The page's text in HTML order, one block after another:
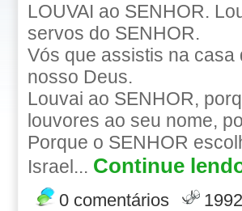
LOUVAI ao SENHOR.
servos do SENHOR.
Vós que assistis na
nosso Deus.
Louvai ao SENHOR,
louvores ao seu nome,
Porque o SENHOR
Israel... Continue
0 comentários